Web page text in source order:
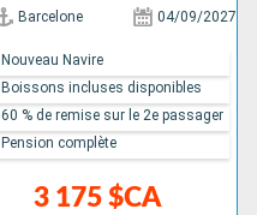
Barcelone 04/09/2027
3 175 $CA
Nouveau Navire
Boissons incluses disponibles
60 % de remise sur le 2e passager
Pension complète